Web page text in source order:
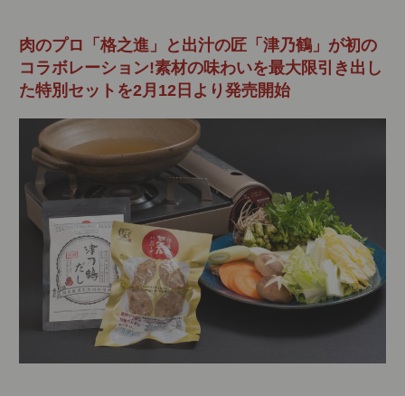
肉のプロ「格之進」と出汁の匠「津乃鶴」が初の
コラボレーション!素材の味わいを最大限引き出し
た特別セットを2月12日より発売開始